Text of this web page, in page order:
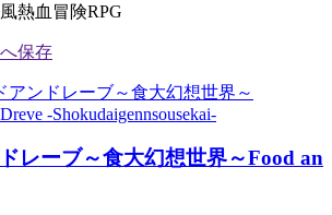
熱血冒険RPG
レーブ～食大幻想世界～Food an